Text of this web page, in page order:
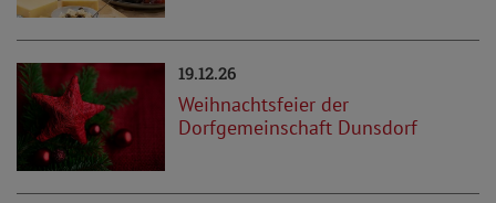
19.12.26
Weihnachtsfeier der
Dorfgemeinschaft Dunsdorf